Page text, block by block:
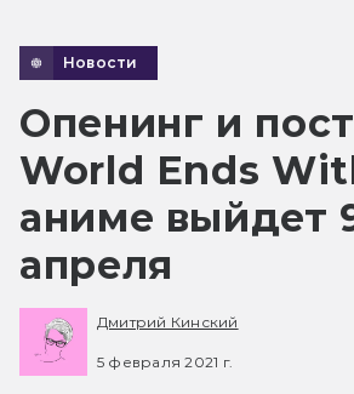
Новости
Опенинг и
World Ends
аниме выйдет
апреля
Дмитрий Кинский
5 февраля 2021 г.